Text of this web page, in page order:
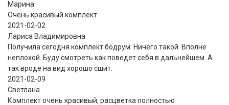
Марина
Очень красивый комплект
2021-02-02
Лариса Владимировна
Получила сегодня комплект бодрум. Ничего такой. Вполне
неплохой. Буду смотреть как поведет себя в дальнейшем. А
так вроде на вид хорошо сшит.
2021-02-09
Светлана
Комплект очень красивый, расцветка полностью